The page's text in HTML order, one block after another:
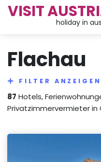
VISIT
holiday in
Flachau
FILTER ANZEIGEN
87 Hotels,
Privatzimmervermieter in